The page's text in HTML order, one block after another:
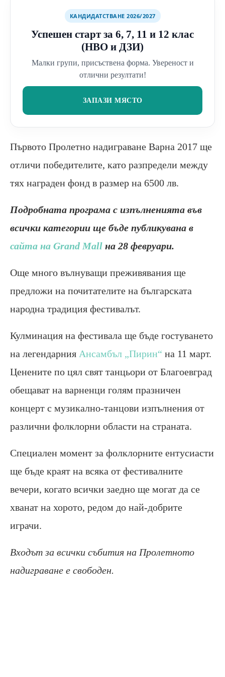
КАНДИДАТСТВАНЕ 2026/2027
Успешен старт за 6, 7, 11 и 12 клас
(НВО и ДЗИ)
Малки групи, присъствена форма. Увереност и
отлични резултати!
ЗАПАЗИ МЯСТО
Първото Пролетно надиграване Варна 2017 ще
отличи победителите, като разпредели между
тях награден фонд в размер на 6500 лв.
Подробната програма с изпълненията във
всички категории ще бъде публикувана в
сайта на Grand Mall на 28 февруари.
Още много вълнуващи преживявания ще
предложи на почитателите на българската
народна традиция фестивалът.
Кулминация на фестивала ще бъде гостуването
на легендарния Ансамбъл „Пирин“ на 11 март.
Ценените по цял свят танцьори от Благоевград
обещават на варненци голям празничен
концерт с музикално-танцови изпълнения от
различни фолклорни области на страната.
Специален момент за фолклорните ентусиасти
ще бъде краят на всяка от фестивалните
вечери, когато всички заедно ще могат да се
хванат на хорото, редом до най-добрите
играчи.
Входът за всички събития на Пролетното
надиграване е свободен.